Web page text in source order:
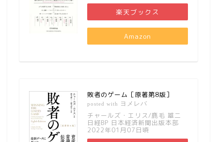
楽天ブックス
Amazon
敗者のゲーム［原著第8版］
posted with ヨメレバ
チャールズ・エリス/鹿毛 雄二
日経BP 日本経済新聞出版本部
2022年01月07日頃